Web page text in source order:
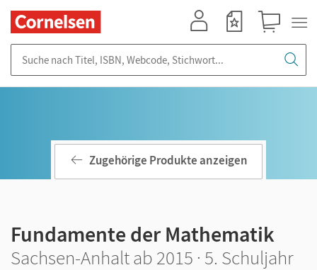
Zugehörige Produkte anzeigen
Fundamente der Mathematik
Sachsen-Anhalt ab 2015 · 5. Schuljahr